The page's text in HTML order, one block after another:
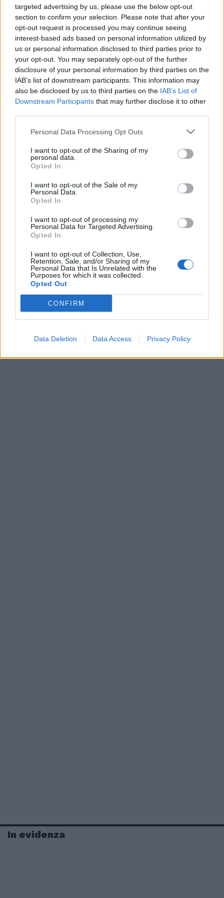
targeted advertising by us, please use the below opt-out
section to confirm your selection. Please note that after your
opt-out request is processed you may continue seeing
interest-based ads based on personal information utilized by
us or personal information disclosed to third parties prior to
your opt-out. You may separately opt-out of the further
disclosure of your personal information by third parties on the
IAB’s list of downstream participants. This information may
also be disclosed by us to third parties on the IAB’s List of
Downstream Participants that may further disclose it to other
Personal Data Processing Opt Outs
I want to opt-out of the Sharing of my
personal data.
Opted In
I want to opt-out of the Sale of my
Personal Data.
Opted In
I want to opt-out of processing my
Personal Data for Targeted Advertising.
Opted In
I want to opt-out of Collection, Use,
Retention, Sale, and/or Sharing of my
Personal Data that Is Unrelated with the
Purposes for which it was collected.
Opted Out
CONFIRM
Data Deletion Data Access Privacy Policy
in effetti si è avuta. In seguito, ci si è
aggrappati sugli specchi, con una posizione
che non ha tenuto conto dei passi in avanti
compiuti. Temo che siamo stati troppo
condizionati dall’ansia della competizione
interna. Queste vicende vanno valutate nel
confronto europeo, non solo nazionale».
Picierno smonta la polemica:
"Surreale, non si incontra solo
In evidenza